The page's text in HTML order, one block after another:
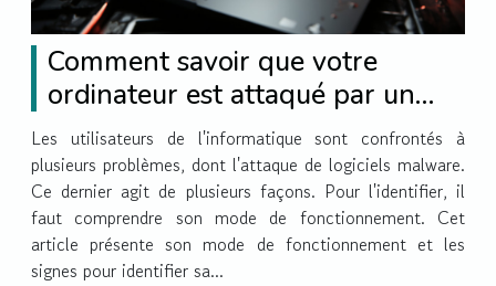
Comment savoir que votre
ordinateur est attaqué par un
malware?
Les utilisateurs de l'informatique sont confrontés à
plusieurs problèmes, dont l'attaque de logiciels malware.
Ce dernier agit de plusieurs façons. Pour l'identifier, il
faut comprendre son mode de fonctionnement. Cet
article présente son mode de fonctionnement et les
signes pour identifier sa...